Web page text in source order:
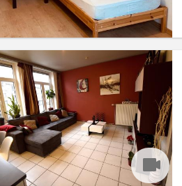
Praktische Informatie
Praktische Informatie
Huur: 450 €
Kosten:150 €
Duur:12 maanden, 11 maanden, 10
maanden, 5-6 maanden
Domiciliëring: Met voorwaarden